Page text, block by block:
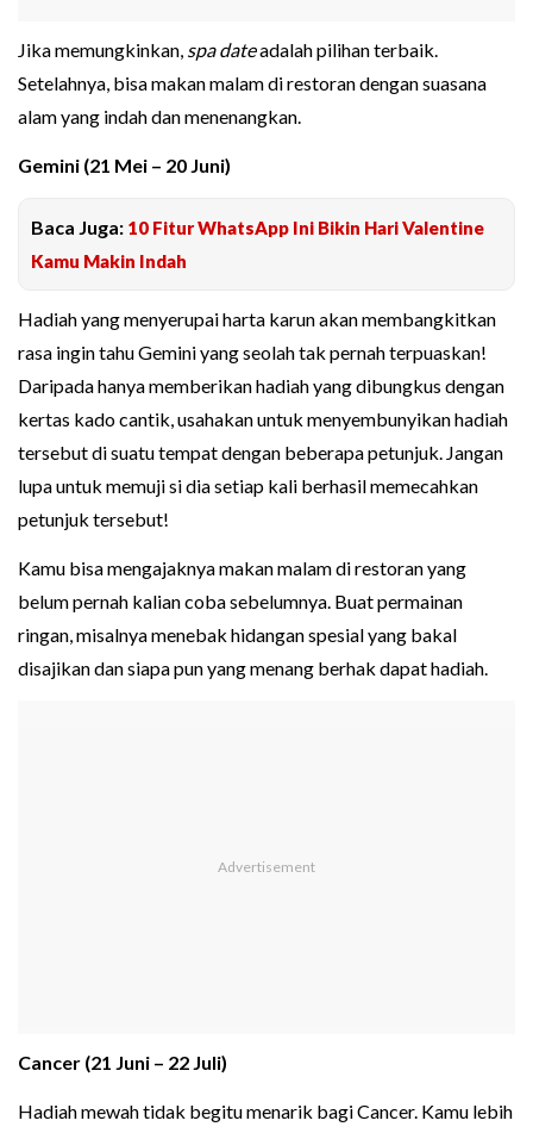
Jika memungkinkan, spa dateadalah pilihan terbaik.
Setelahnya, bisa makan malam di restoran dengan suasana
alam yang indah dan menenangkan.
Gemini (21 Mei – 20 Juni)
Baca Juga: 10 Fitur WhatsApp Ini Bikin Hari Valentine
Kamu Makin Indah
Hadiah yang menyerupai harta karun akan membangkitkan
rasa ingin tahu Gemini yang seolah tak pernah terpuaskan!
Daripada hanya memberikan hadiah yang dibungkus dengan
kertas kado cantik, usahakan untuk menyembunyikan hadiah
tersebut di suatu tempat dengan beberapa petunjuk. Jangan
lupa untuk memuji si dia setiap kali berhasil memecahkan
petunjuk tersebut!
Kamu bisa mengajaknya makan malam di restoran yang
belum pernah kalian coba sebelumnya. Buat permainan
ringan, misalnya menebak hidangan spesial yang bakal
disajikan dan siapa pun yang menang berhak dapat hadiah.
Cancer (21 Juni – 22 Juli)
Hadiah mewah tidak begitu menarik bagi Cancer. Kamu lebih